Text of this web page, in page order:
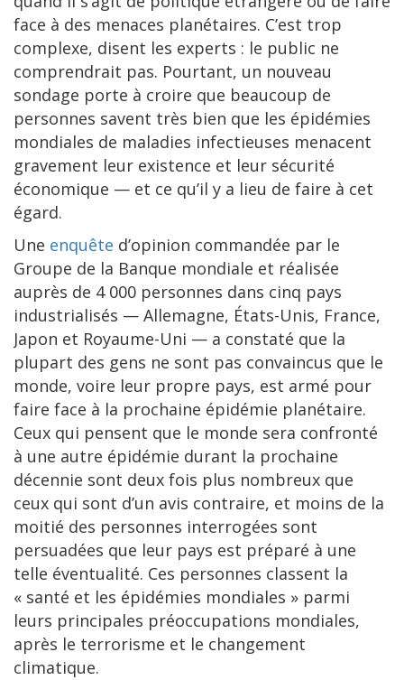
face à des menaces planétaires. C’est trop
complexe, disent les experts : le public ne
comprendrait pas. Pourtant, un nouveau
sondage porte à croire que beaucoup de
personnes savent très bien que les épidémies
mondiales de maladies infectieuses menacent
gravement leur existence et leur sécurité
économique — et ce qu’il y a lieu de faire à cet
égard.
Une enquête d’opinion commandée par le
Groupe de la Banque mondiale et réalisée
auprès de 4 000 personnes dans cinq pays
industrialisés — Allemagne, États-Unis, France,
Japon et Royaume-Uni — a constaté que la
plupart des gens ne sont pas convaincus que le
monde, voire leur propre pays, est armé pour
faire face à la prochaine épidémie planétaire.
Ceux qui pensent que le monde sera confronté
à une autre épidémie durant la prochaine
décennie sont deux fois plus nombreux que
ceux qui sont d’un avis contraire, et moins de la
moitié des personnes interrogées sont
persuadées que leur pays est préparé à une
telle éventualité. Ces personnes classent la
« santé et les épidémies mondiales » parmi
leurs principales préoccupations mondiales,
après le terrorisme et le changement
climatique.